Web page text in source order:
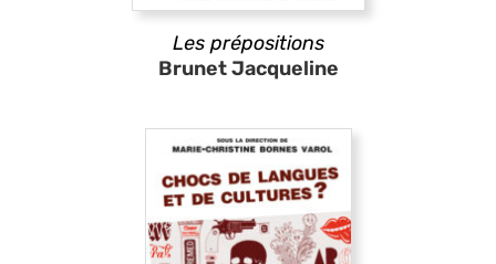
Les prépositions
Brunet Jacqueline